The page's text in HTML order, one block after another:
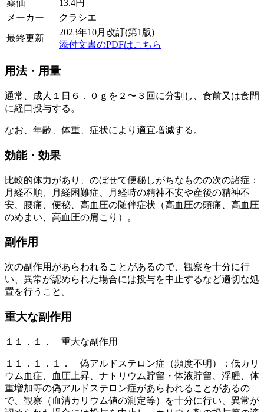
薬価
13.4円
メーカー
クラシエ
最終更新
2023年10月改訂(第1版)
添付文書のPDFはこちら
用法・用量
通常、成人１日６．０ｇを２〜３回に分割し、食前又は食間
に経口投与する。
なお、年齢、体重、症状により適宜増減する。
効能・効果
比較的体力があり、のぼせて便秘しがちなものの次の諸症：
月経不順、月経困難症、月経時の精神不安や産後の精神不
安、腰痛、便秘、高血圧の随伴症状（高血圧の頭痛、高血圧
のめまい、高血圧の肩こり）。
副作用
次の副作用があらわれることがあるので、観察を十分に行
い、異常が認められた場合には投与を中止するなど適切な処
置を行うこと。
重大な副作用
１１．１． 重大な副作用
１１．１．１． 偽アルドステロン症（頻度不明）：低カリ
ウム血症、血圧上昇、ナトリウム貯留・体液貯留、浮腫、体
重増加等の偽アルドステロン症があらわれることがあるの
で、観察（血清カリウム値の測定等）を十分に行い、異常が